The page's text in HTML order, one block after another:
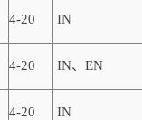
4-20 IN
4-20 IN、EN
4-20 IN